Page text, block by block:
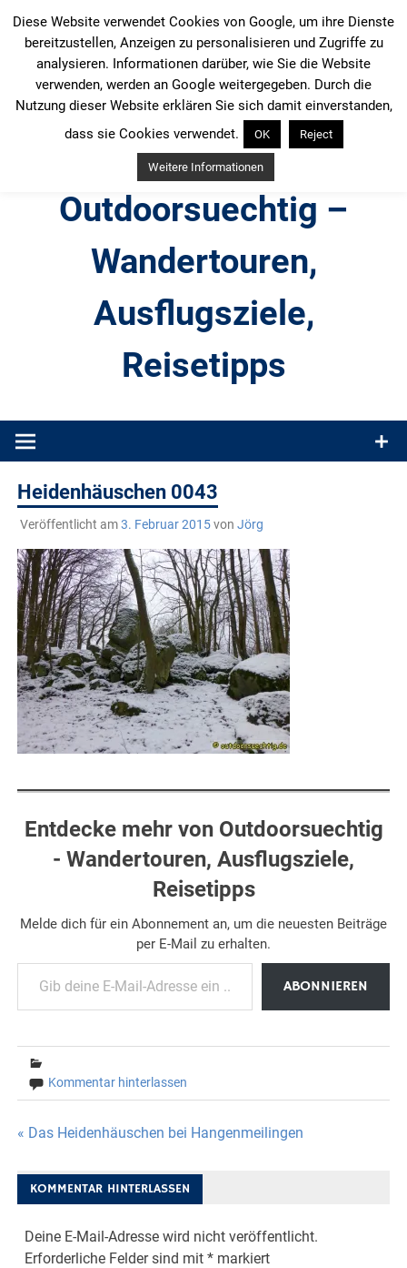
Inhalt
springen
Outdoorsuechtig –
Wandertouren,
Ausflugsziele,
Reisetipps
Produkttests und Buchrezensionen. Ein Blog für alle, die gern
Heidenhäuschen 0043
Veröffentlicht am3. Februar 2015von Jörg
Entdecke mehr von Outdoorsuechtig
- Wandertouren, Ausflugsziele,
Reisetipps
Melde dich für ein Abonnement an, um die neuesten Beiträge
per E-Mail zu erhalten.
Gib deine E-Mail-Adresse ein ...
ABONNIEREN
Kommentar hinterlassen
Beitragsnavigation
« Das Heidenhäuschen bei Hangenmeilingen
KOMMENTAR HINTERLASSEN
Deine E-Mail-Adresse wird nicht veröffentlicht.
Erforderliche Felder sind mit* markiert
Diese Website verwendet Cookies von Google, um ihre Dienste
bereitzustellen, Anzeigen zu personalisieren und Zugriffe zu
analysieren. Informationen darüber, wie Sie die Website
verwenden, werden an Google weitergegeben. Durch die
Nutzung dieser Website erklären Sie sich damit einverstanden,
dass sie Cookies verwendet.
OK Reject
Weitere Informationen